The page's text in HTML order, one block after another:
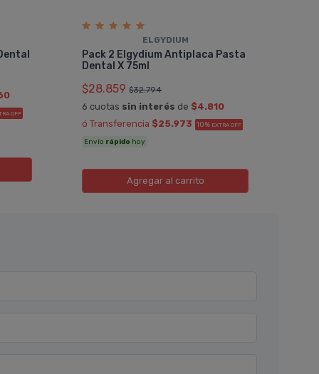
OFF
ELGYDIUM
Pack 2 Elgydium Antiplaca Pasta
Dental X 75ml
$28.859 $32.794
6 cuotas sin interés de $4.810
ó Transferencia $25.973 10% EXTRA OFF
Envío rápido hoy
Agregaral carrito